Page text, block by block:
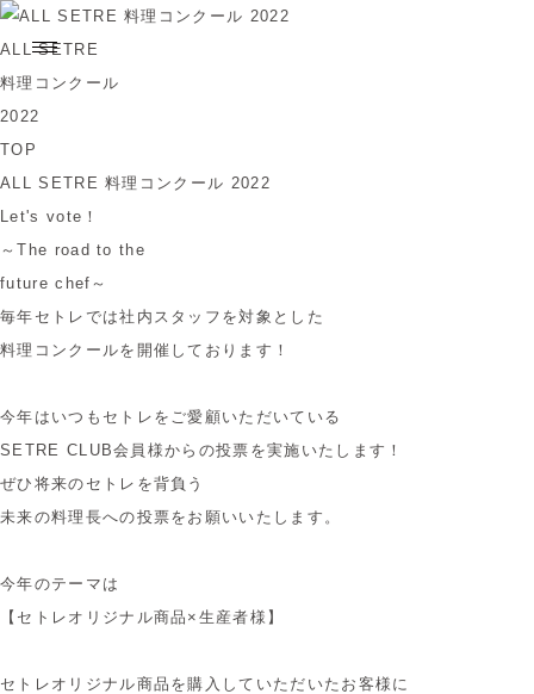
ALL SETRE
料理コンクール
2022
TOP
ALL SETRE 料理コンクール 2022
Let's vote！
～The road to the
future chef～
毎年セトレでは社内スタッフを対象とした
料理コンクールを開催しております！
今年はいつもセトレをご愛顧いただいている
SETRE CLUB会員様からの投票を実施いたします！
ぜひ将来のセトレを背負う
未来の料理長への投票をお願いいたします。
今年のテーマは
【セトレオリジナル商品×生産者様】
セトレオリジナル商品を購入していただいたお客様に